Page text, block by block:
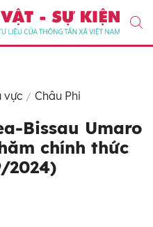
vực Châu Phi
Bissau Umaro
chính thức
2024)